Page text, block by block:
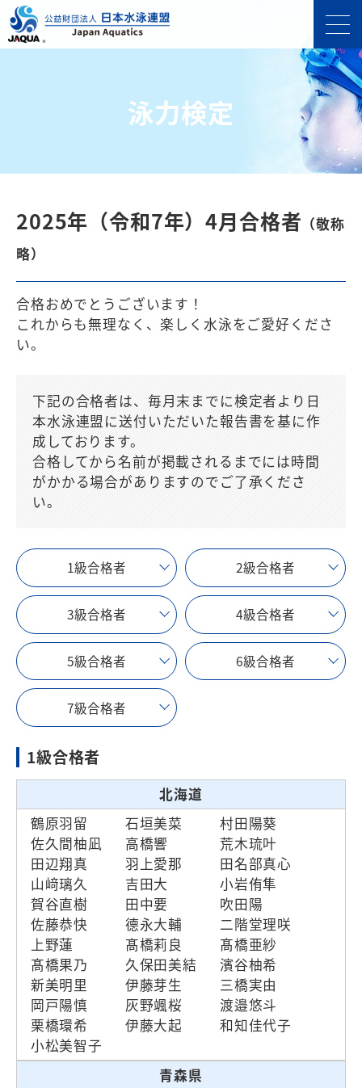
泳力検定
2025年（令和7年）4月合格者 （敬称
略）
合格おめでとうございます！
これからも無理なく、楽しく⽔泳をご愛好くださ
い。
下記の合格者は、毎月末までに検定者より日
本水泳連盟に送付いただいた報告書を基に作
成しております。
合格してから名前が掲載されるまでには時間
がかかる場合がありますのでご了承くださ
い。
1級合格者 2級合格者
3級合格者 4級合格者
5級合格者 6級合格者
7級合格者
1級合格者
北海道
鶴原羽留
石垣美菜
村田陽葵
佐久間柚凪
高橋響
荒木琉叶
田辺翔真
羽上愛那
田名部真心
山﨑璃久
吉田大
小岩侑隼
賀谷直樹
田中要
吹田陽
佐藤恭快
德永大輔
二階堂理咲
上野蓮
髙橋莉良
髙橋亜紗
髙橋果乃
久保田美結
濱谷柚希
新美明里
伊藤芽生
三橋実由
岡戸陽慎
灰野颯桜
渡邉悠斗
栗橋環希
伊藤大起
和知佳代子
小松美智子
青森県